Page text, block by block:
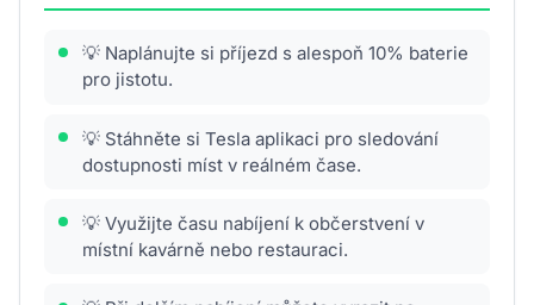
💡 Naplánujte si příjezd s alespoň 10% baterie
pro jistotu.
💡 Stáhněte si Tesla aplikaci pro sledování
dostupnosti míst v reálném čase.
💡 Využijte času nabíjení k občerstvení v
místní kavárně nebo restauraci.